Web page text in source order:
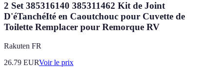
2 Set 385316140 385311462 Kit de Joint
D'éTanchéIté en Caoutchouc pour Cuvette de
Toilette Remplacer pour Remorque RV
Rakuten FR
26.79 EURVoir le prix